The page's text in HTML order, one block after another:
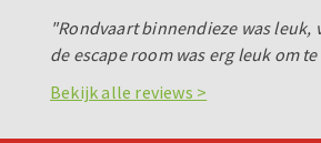
"Rondvaart binnendieze was leuk,
de escape room was erg leuk om
Bekijk alle reviews >